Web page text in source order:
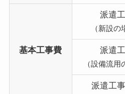
基本工事費
派遣
（新設の
派遣
（設備流用
派遣工